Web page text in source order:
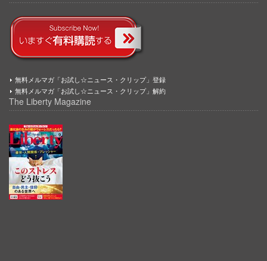
無料メルマガ「お試し☆ニュース・クリップ」登録
無料メルマガ「お試し☆ニュース・クリップ」解約
The Liberty Magazine